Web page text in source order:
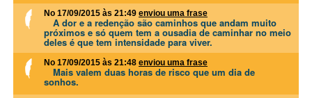
No 17/09/2015 às 21:49 enviou uma frase
A dor e a redenção são caminhos que andam muito
próximos e só quem tem a ousadia de caminhar no meio
deles é que tem intensidade para viver.
No 17/09/2015 às 21:48 enviou uma frase
Mais valem duas horas de risco que um dia de
sonhos.